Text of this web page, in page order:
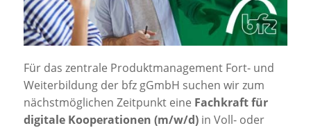
Jobportal
Presse und Medien
bbw e. V.
Für das zentrale Produktmanagement Fort- und
Weiterbildung der bfz gGmbH suchen wir zum
nächstmöglichen Zeitpunkt eine Fachkraft für
digitale Kooperationen (m/w/d) in Voll- oder